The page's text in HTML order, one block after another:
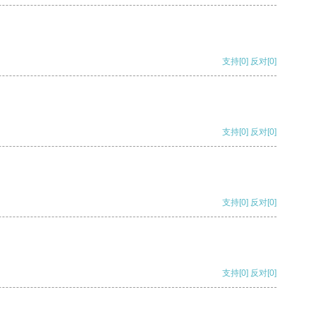
支持[0] 反对[0]
支持[0] 反对[0]
支持[0] 反对[0]
支持[0] 反对[0]